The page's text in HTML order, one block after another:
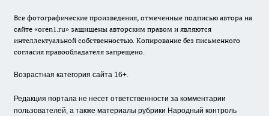
Все фотографические произведения, отмеченные подписью автора на
сайте «oren1.ru» защищены авторским правом и являются
интеллектуальной собственностью. Копирование без письменного
согласия правообладателя запрещено.
Возрастная категория сайта 16+.
Редакция портала не несет ответственности за комментарии
пользователей, а также материалы рубрики Народный контроль